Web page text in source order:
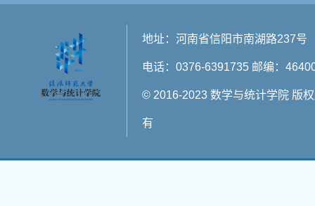
地址：河南省信阳市南湖路237号
电话：0376-6391735 邮编：
© 2016-2023 数学与统计学院 版
有